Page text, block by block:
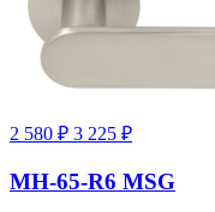
2 580 ₽ 3 225 ₽
MH-65-R6 MSG